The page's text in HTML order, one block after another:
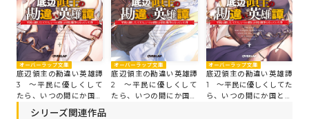
オーバーラップ文庫
底辺領主の勘違い英雄譚
3 ～平民に優しくして
たら、いつの間にか国と
戦争になっていた件～
オーバーラップ文庫
底辺領主の勘違い英雄譚
2 ～平民に優しくして
たら、いつの間にか国と
オーバーラップ文庫
底辺領主の勘違い英雄譚
1 ～平民に優しくしてた
ら、いつの間にか国と戦
シリーズ関連作品